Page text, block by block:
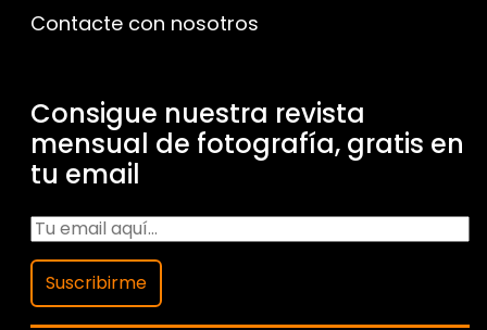
Contacte con nosotros
Consigue nuestra revista
mensual de fotografía, gratis en
tu email
Suscribirme